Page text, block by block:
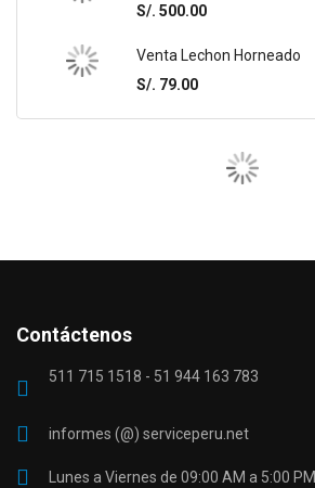
S/. 500.00
Venta Lechon Horneado
S/. 79.00
Contáctenos
511 715 1518 - 51 944 163 783
informes (@) serviceperu.net
Lunes a Viernes de 09:00 AM a 5:00 PM